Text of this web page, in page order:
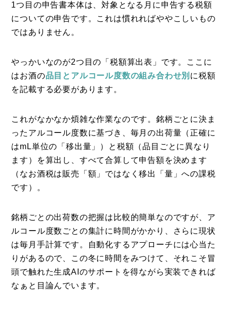
1つ目の申告書本体は、対象となる月に申告する税額
についての申告です。これは慣れればややこしいもの
ではありません。
やっかいなのが2つ目の「税額算出表」です。ここに
はお酒の品目とアルコール度数の組み合わせ別 に税額
を記載する必要があります。
これがなかなか煩雑な作業なのです。銘柄ごとに決ま
ったアルコール度数に基づき、毎月の出荷量（正確に
はmL単位の「移出量」）と税額（品目ごとに異なり
ます）を算出し、すべて合算して申告額を決めます
（なお酒税は販売「額」ではなく移出「量」への課税
です）。
銘柄ごとの出荷数の把握は比較的簡単なのですが、ア
ルコール度数ごとの集計に時間がかかり、さらに現状
は毎月手計算です。自動化するアプローチには心当た
りがあるので、この冬に時間をみつけて、それこそ冒
頭で触れた生成AIのサポートを得ながら実装できれば
なぁと目論んでいます。